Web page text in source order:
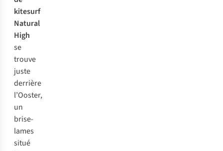
kitesurf
Natural
High
se
trouve
juste
derrière
l’Ooster,
un
brise-
lames
situé